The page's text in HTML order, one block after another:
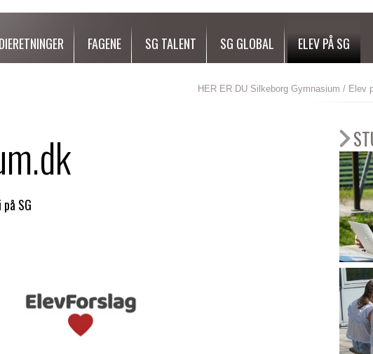
FAGENE SG TALENT SG GLOBAL ELEV PÅ SG
HER ER DU Silkeborg Gymnasium / Elev
SG